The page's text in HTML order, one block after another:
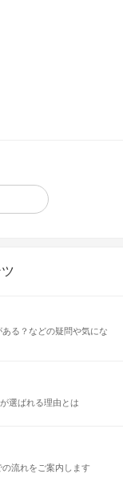
る？などの疑問や気にな
選ばれる理由とは
流れをご案内します